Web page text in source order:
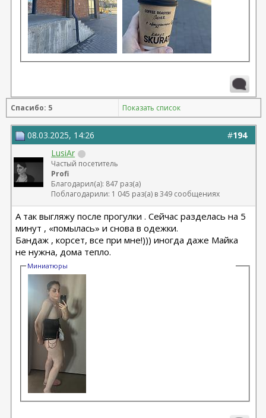
Спасибо: 5 Показать список
#194
08.03.2025, 14:26
LusiAr
Частый посетитель
Profi
Благодарил(а): 847 раз(а)
Поблагодарили: 1 045 раз(а) в 349 сообщениях
А так выгляжу после прогулки . Сейчас разделась на 5
минут , «помылась» и снова в одежки.
Бандаж , корсет, все при мне!))) иногда даже Майка
не нужна, дома тепло.
Миниатюры